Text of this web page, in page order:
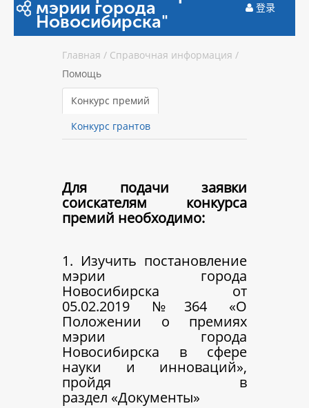
мэрии города
Новосибирска"
登录
Главная / Справочная информация /
Помощь
Конкурс премий
Конкурс грантов
Для подачи заявки
соискателям конкурса
премий необходимо:
1. Изучить постановление
мэрии города
Новосибирска от
05.02.2019 №364 «О
Положении о премиях
мэрии города
Новосибирска в сфере
науки и инноваций»,
пройдя в
раздел «Документы»